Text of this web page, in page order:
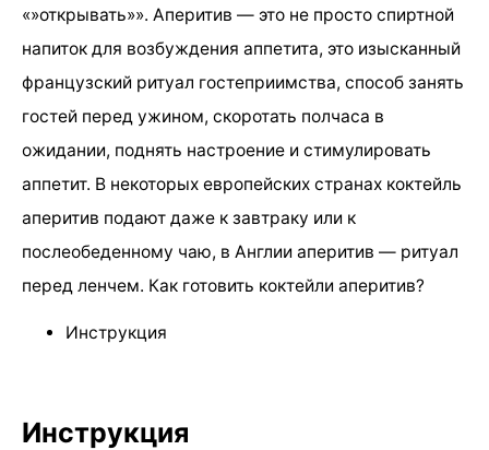
«»открывать»». Аперитив — это не просто спиртной
напиток для возбуждения аппетита, это изысканный
французский ритуал гостеприимства, способ занять
гостей перед ужином, скоротать полчаса в
ожидании, поднять настроение и стимулировать
аппетит. В некоторых европейских странах коктейль
аперитив подают даже к завтраку или к
послеобеденному чаю, в Англии аперитив — ритуал
перед ленчем. Как готовить коктейли аперитив?
Инструкция
Инструкция